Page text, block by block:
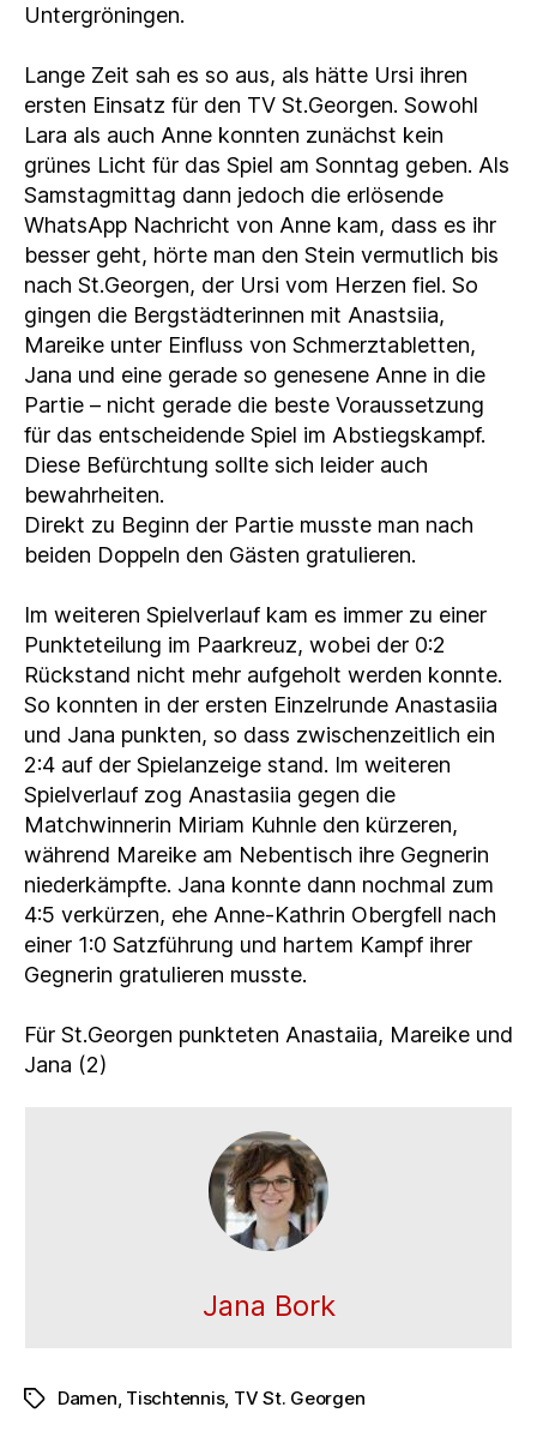
Untergröningen.
Lange Zeit sah es so aus, als hätte Ursi ihren
ersten Einsatz für den TV St.Georgen. Sowohl
Lara als auch Anne konnten zunächst kein
grünes Licht für das Spiel am Sonntag geben. Als
Samstagmittag dann jedoch die erlösende
WhatsApp Nachricht von Anne kam, dass es ihr
besser geht, hörte man den Stein vermutlich bis
nach St.Georgen, der Ursi vom Herzen fiel. So
gingen die Bergstädterinnen mit Anastsiia,
Mareike unter Einfluss von Schmerztabletten,
Jana und eine gerade so genesene Anne in die
Partie – nicht gerade die beste Voraussetzung
für das entscheidende Spiel im Abstiegskampf.
Diese Befürchtung sollte sich leider auch
bewahrheiten.
Direkt zu Beginn der Partie musste man nach
beiden Doppeln den Gästen gratulieren.
Im weiteren Spielverlauf kam es immer zu einer
Punkteteilung im Paarkreuz, wobei der 0:2
Rückstand nicht mehr aufgeholt werden konnte.
So konnten in der ersten Einzelrunde Anastasiia
und Jana punkten, so dass zwischenzeitlich ein
2:4 auf der Spielanzeige stand. Im weiteren
Spielverlauf zog Anastasiia gegen die
Matchwinnerin Miriam Kuhnle den kürzeren,
während Mareike am Nebentisch ihre Gegnerin
niederkämpfte. Jana konnte dann nochmal zum
4:5 verkürzen, ehe Anne-Kathrin Obergfell nach
einer 1:0 Satzführung und hartem Kampf ihrer
Gegnerin gratulieren musste.
Für St.Georgen punkteten Anastaiia, Mareike und
Jana (2)
Jana Bork
Schlagwörter
Damen, Tischtennis, TV St. Georgen